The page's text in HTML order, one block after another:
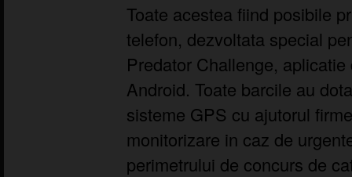
Toate acestea fiind posibile
telefon, dezvoltata special
Predator Challenge,
Android. Toate barcile au
sisteme GPS cu ajutorul
monitorizare in caz de
perimetrului de concurs de